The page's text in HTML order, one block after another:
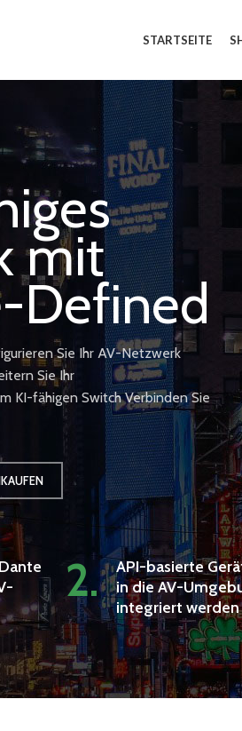
STARTSEITE
mit
Defined
Sie Ihr AV-Netzwerk
Sie Ihr
KI-fähigen Switch Verbinden Sie
2.
API-basierte
in die AV-
integriert werden